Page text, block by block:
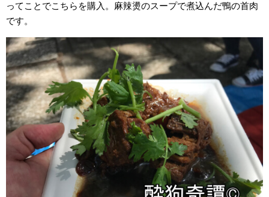
ってことでこちらを購入。麻辣燙のスープで煮込んだ鴨の首肉
です。